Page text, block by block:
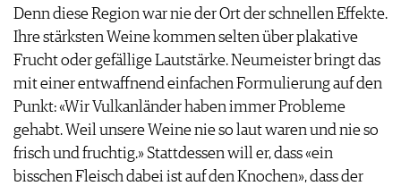
Denn diese Region war nie der Ort der schnellen Effekte.
Ihre stärksten Weine kommen selten über plakative
Frucht oder gefällige Lautstärke. Neumeister bringt das
mit einer entwaffnend einfachen Formulierung auf den
Punkt: «Wir Vulkanländer haben immer Probleme
gehabt. Weil unsere Weine nie so laut waren und nie so
frisch und fruchtig.» Stattdessen will er, dass «ein
bisschen Fleisch dabei ist auf den Knochen», dass der